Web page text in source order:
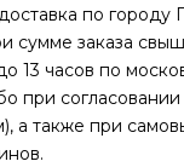
по городу
сумме заказа
13 часов по
при согласовании
а также при